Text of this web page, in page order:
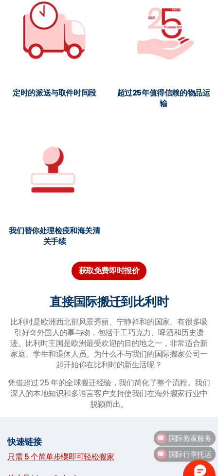
定时的派送与取件时间段
超过25年值得信赖的物品运
输
我们替你处理检疫和海关清
关手续
获取免费即时报价
直接国际搬迁到比利时
比利时是欧洲西北部风景秀丽、宁静祥和的国家。有很多吸
引好奇外国人的事与物，包括手工巧克力、啤酒和历史遗
迹。比利时王国是欧洲最受欢迎的目的地之一，非常适合新
家庭、学生和退休人员。为什么不与我们的国际搬家公司一
起开始你在比利时的新生活呢？
凭借超过 25 年的全球搬迁经验，我们简化了整个流程。我们
深入的本地知识和多语言客户支持使我们在海外搬家行业中
脱颖而出。
快速链接
只需 5 个简单步骤即可轻松搬家
国际行李托运